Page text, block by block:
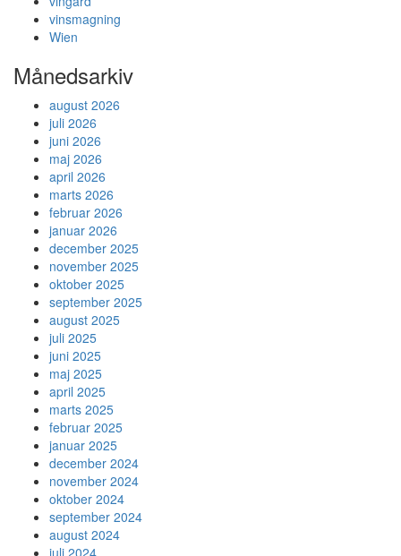
vinsmagning
Wien
Månedsarkiv
august 2026
juli 2026
juni 2026
maj 2026
april 2026
marts 2026
februar 2026
januar 2026
december 2025
november 2025
oktober 2025
september 2025
august 2025
juli 2025
juni 2025
maj 2025
april 2025
marts 2025
februar 2025
januar 2025
december 2024
november 2024
oktober 2024
september 2024
august 2024
juli 2024